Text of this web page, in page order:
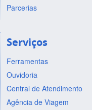
Parcerias
Serviços
Ferramentas
Ouvidoria
Central de Atendimento
Agência de Viagem